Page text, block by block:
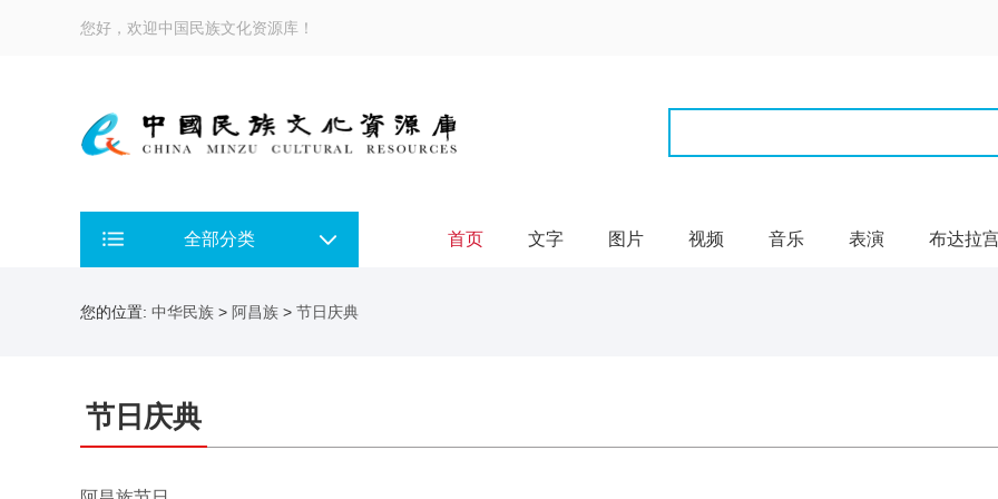
您好，欢迎中国民族文化资源库！
全部分类 首页 文字 图片 视频 音乐 表演 布达拉
您的位置: 中华民族 > 阿昌族 > 节日庆典
节日庆典